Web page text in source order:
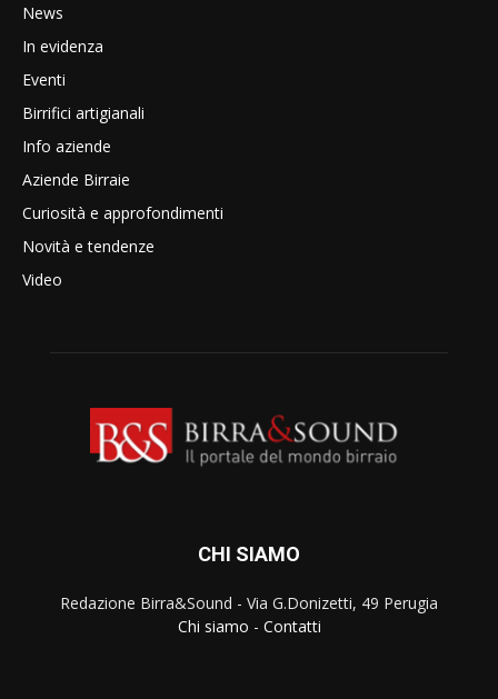
News
In evidenza
Eventi
Birrifici artigianali
Info aziende
Aziende Birraie
Curiosità e approfondimenti
Novità e tendenze
Video
CHI SIAMO
Redazione Birra&Sound - Via G.Donizetti, 49 Perugia
Chi siamo - Contatti